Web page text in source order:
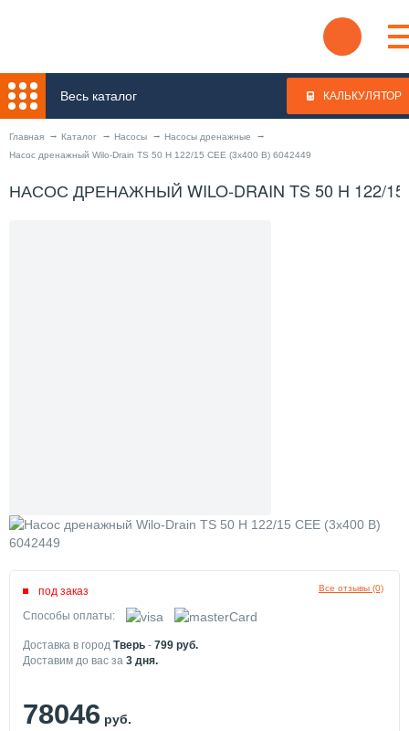
Весь каталог КАЛЬКУЛЯТОР
Главная Каталог Насосы
Насосы дренажные
Насос дренажный Wilo-Drain TS 50 H 122/15 CEE (3x400 В) 6042449
НАСОС ДРЕНАЖНЫЙ WILO-DRAIN TS 50 H 122/15
Все отзывы (0)
под заказ
Способы оплаты:
Доставка в город Тверь - 799 руб.
Доставим до вас за 3 дня.
78046 руб.